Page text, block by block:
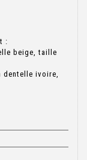
:
beige, taille
dentelle ivoire,